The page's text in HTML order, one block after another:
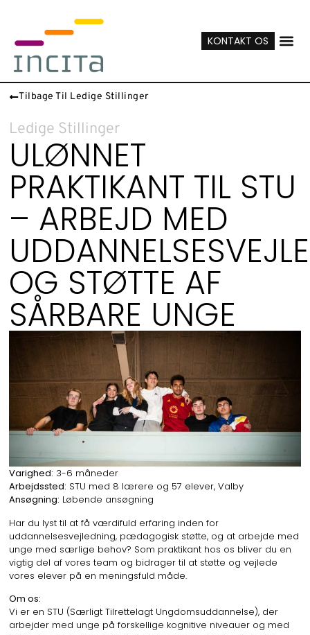
KONTAKT OS
Tilbage Til Ledige Stillinger
Ledige Stillinger
ULØNNET
PRAKTIKANT TIL STU
– ARBEJD MED
OG STØTTE AF
SÅRBARE UNGE
Varighed: 3-6 måneder
Arbejdssted: STU med 8 lærere og 57 elever, Valby
Ansøgning: Løbende ansøgning
Har du lyst til at få værdifuld erfaring inden for
uddannelsesvejledning, pædagogisk støtte, og at arbejde med
unge med særlige behov? Som praktikant hos os bliver du en
vigtig del af vores team og bidrager til at støtte og vejlede
vores elever på en meningsfuld måde.
Om os:
Vi er en STU (Særligt Tilrettelagt Ungdomsuddannelse), der
arbejder med unge på forskellige kognitive niveauer og med